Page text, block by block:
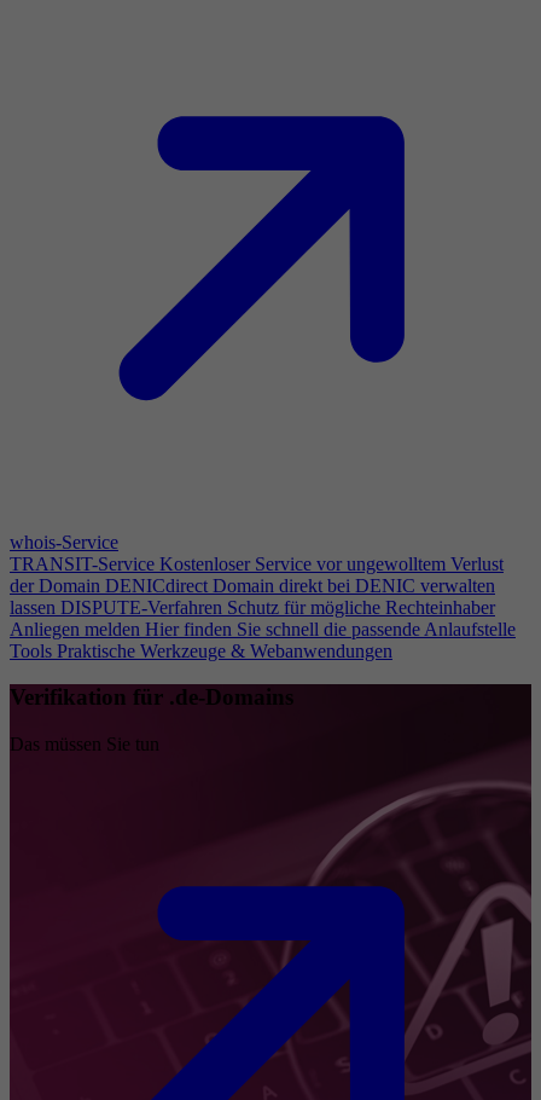
whois-Service
TRANSIT-Service Kostenloser Service vor ungewolltem Verlust
der Domain DENICdirect Domain direkt bei DENIC verwalten
lassen DISPUTE-Verfahren Schutz für mögliche Rechteinhaber
Anliegen melden Hier finden Sie schnell die passende Anlaufstelle
Tools Praktische Werkzeuge & Webanwendungen
Verifikation für .de-Domains
Das müssen Sie tun